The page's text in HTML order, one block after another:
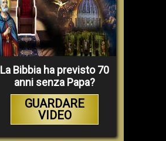
La Bibbia ha previsto 70
anni senza Papa?
GUARDARE
VIDEO